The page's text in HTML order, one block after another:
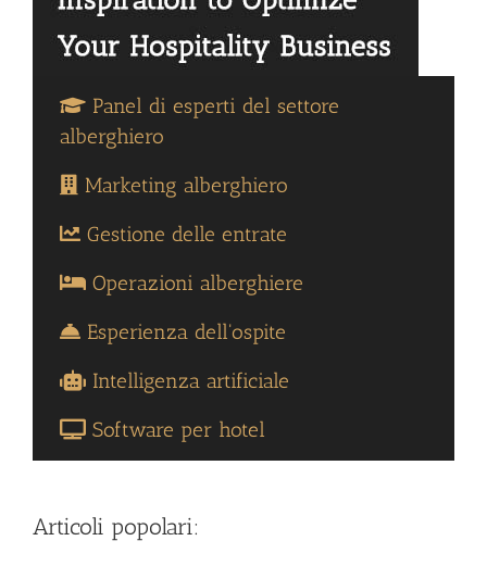
Panel di esperti del settore
alberghiero
Marketing alberghiero
Gestione delle entrate
Operazioni alberghiere
Esperienza dell'ospite
Intelligenza artificiale
Software per hotel
Articoli popolari: